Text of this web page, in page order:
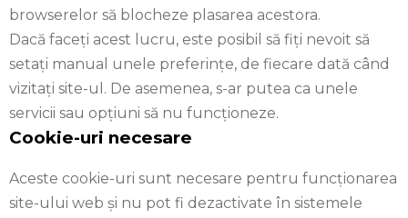
browserelor să blocheze plasarea acestora.
Dacă faceţi acest lucru, este posibil să fiţi nevoit să
setaţi manual unele preferinţe, de fiecare dată când
vizitaţi site-ul. De asemenea, s-ar putea ca unele
servicii sau opţiuni să nu funcţioneze.
Cookie-uri necesare
Aceste cookie-uri sunt necesare pentru funcționarea
site-ului web și nu pot fi dezactivate în sistemele